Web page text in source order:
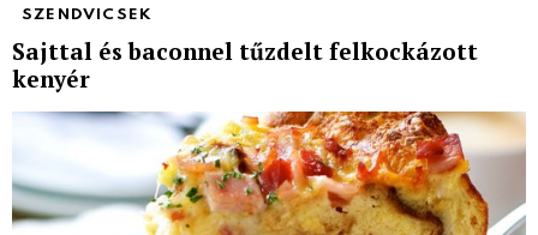
SZENDVICSEK
Sajttal és baconnel tűzdelt felkockázott
kenyér